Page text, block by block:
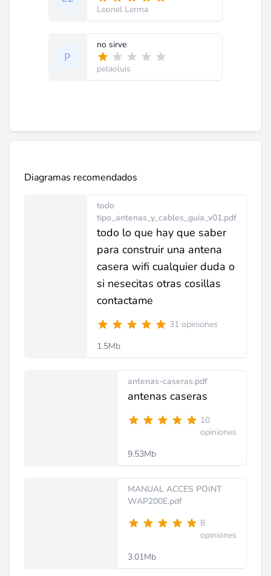
Leonel Lerma
no sirve
pelaoluis
Diagramas recomendados
todo
tipo_antenas_y_cables_guia_v01.pdf
todo lo que hay que saber
para construir una antena
casera wifi cualquier duda o
si nesecitas otras cosillas
contactame
31 opiniones
1.5Mb
antenas-caseras.pdf
antenas caseras
10
opiniones
9.53Mb
MANUAL ACCES POINT
WAP200E.pdf
8
opiniones
3.01Mb